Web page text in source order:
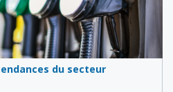
du secteur